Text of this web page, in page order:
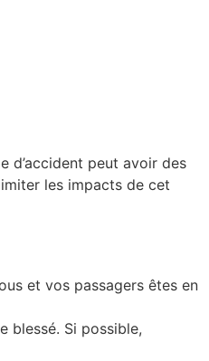
d’accident peut avoir des
les impacts de cet
et vos passagers êtes en
blessé. Si possible,